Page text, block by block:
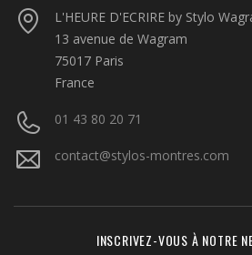
L'HEURE D'ECRIRE by Stylo
13 avenue de Wagram
75017 Paris
France
01 43 80 20 71
contact@stylos-montres.com
INSCRIVEZ-VOUS À NOTRE